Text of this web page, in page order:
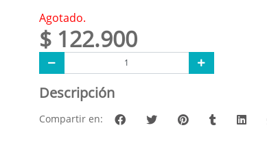
Agotado.
$ 122.900
Descripción
Compartir en: